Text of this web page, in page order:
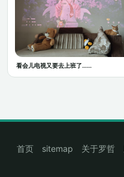
看会儿电视又要去上班了……
首页 sitemap 关于罗哲